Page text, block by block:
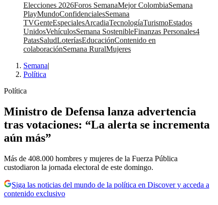
Elecciones 2026Foros SemanaMejor ColombiaSemana
PlayMundoConfidencialesSemana
TVGenteEspecialesArcadiaTecnologíaTurismoEstados
UnidosVehículosSemana SostenibleFinanzas Personales4
PatasSaludLoteríasEducaciónContenido en
colaboraciónSemana RuralMujeres
Semana|
Política
Política
Ministro de Defensa lanza advertencia
tras votaciones: “La alerta se incrementa
aún más”
Más de 408.000 hombres y mujeres de la Fuerza Pública
custodiaron la jornada electoral de este domingo.
Siga las noticias del mundo de la política en Discover y acceda a
contenido exclusivo